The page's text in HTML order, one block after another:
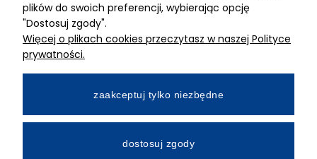
50-210 Wrocław
Dane rejestracyjne
NIP:8982325327
Wpłacony w całości
Numer konta bankowego
plików do swoich preferencji, wybierając opcję
"Dostosuj zgody".
Więcej o plikach cookies przeczytasz w naszej Polityce
prywatności.
zaakceptuj tylko niezbędne
dostosuj zgody